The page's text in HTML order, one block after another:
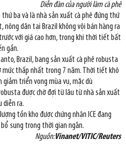
Diễn đàn của người làm cà phê
ba và là nhà sản xuất cà phê đứng thứ
nông dân tại Brazil không vội bán hàng ra
với giá cao hơn, trong khi thời tiết bất
gần.
Brazil, bang sản xuất cà phê robusta
mức thấp nhất trong 7 năm. Thời tiết khô
triển vọng mùa vụ, mặc dù
được chờ đợi từ lâu từ nhà sản xuất
diễn ra.
tồn kho được chứng nhận ICE đang
sung trong thời gian ngắn.
Nguồn:Vinanet/VITIC/Reuters